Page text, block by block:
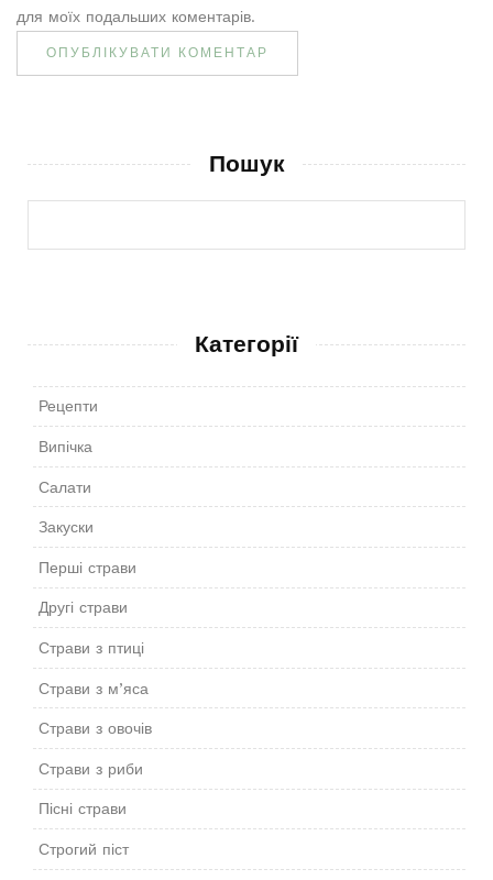
для моїх подальших коментарів.
Пошук
Категорії
Рецепти
Випічка
Салати
Закуски
Перші страви
Другі страви
Страви з птиці
Страви з м’яса
Страви з овочів
Страви з риби
Пісні страви
Строгий піст